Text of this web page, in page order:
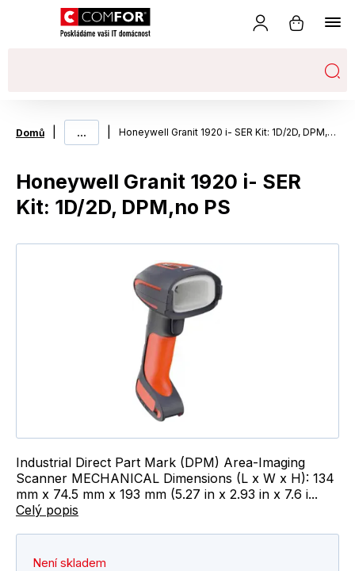
Domů ... Honeywell Granit 1920 i- SER Kit: 1D/2D, DPM,no PS
Honeywell Granit 1920 i- SER
Kit: 1D/2D, DPM,no PS
Industrial Direct Part Mark (DPM) Area-Imaging
Scanner MECHANICAL Dimensions (L x W x H): 134
mm x 74.5 mm x 193 mm (5.27 in x 2.93 in x 7.6 i...
Celý popis
Není skladem